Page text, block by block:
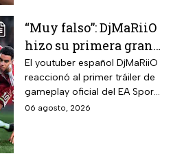
“Muy falso”: DjMaRiiO
hizo su primera gran
crítica al gameplay
del EA Sports FC 27
El youtuber español DjMaRiiO
reaccionó al primer tráiler de
gameplay oficial del EA Sports
FC 27 y remarcó algunas
06 agosto, 2026